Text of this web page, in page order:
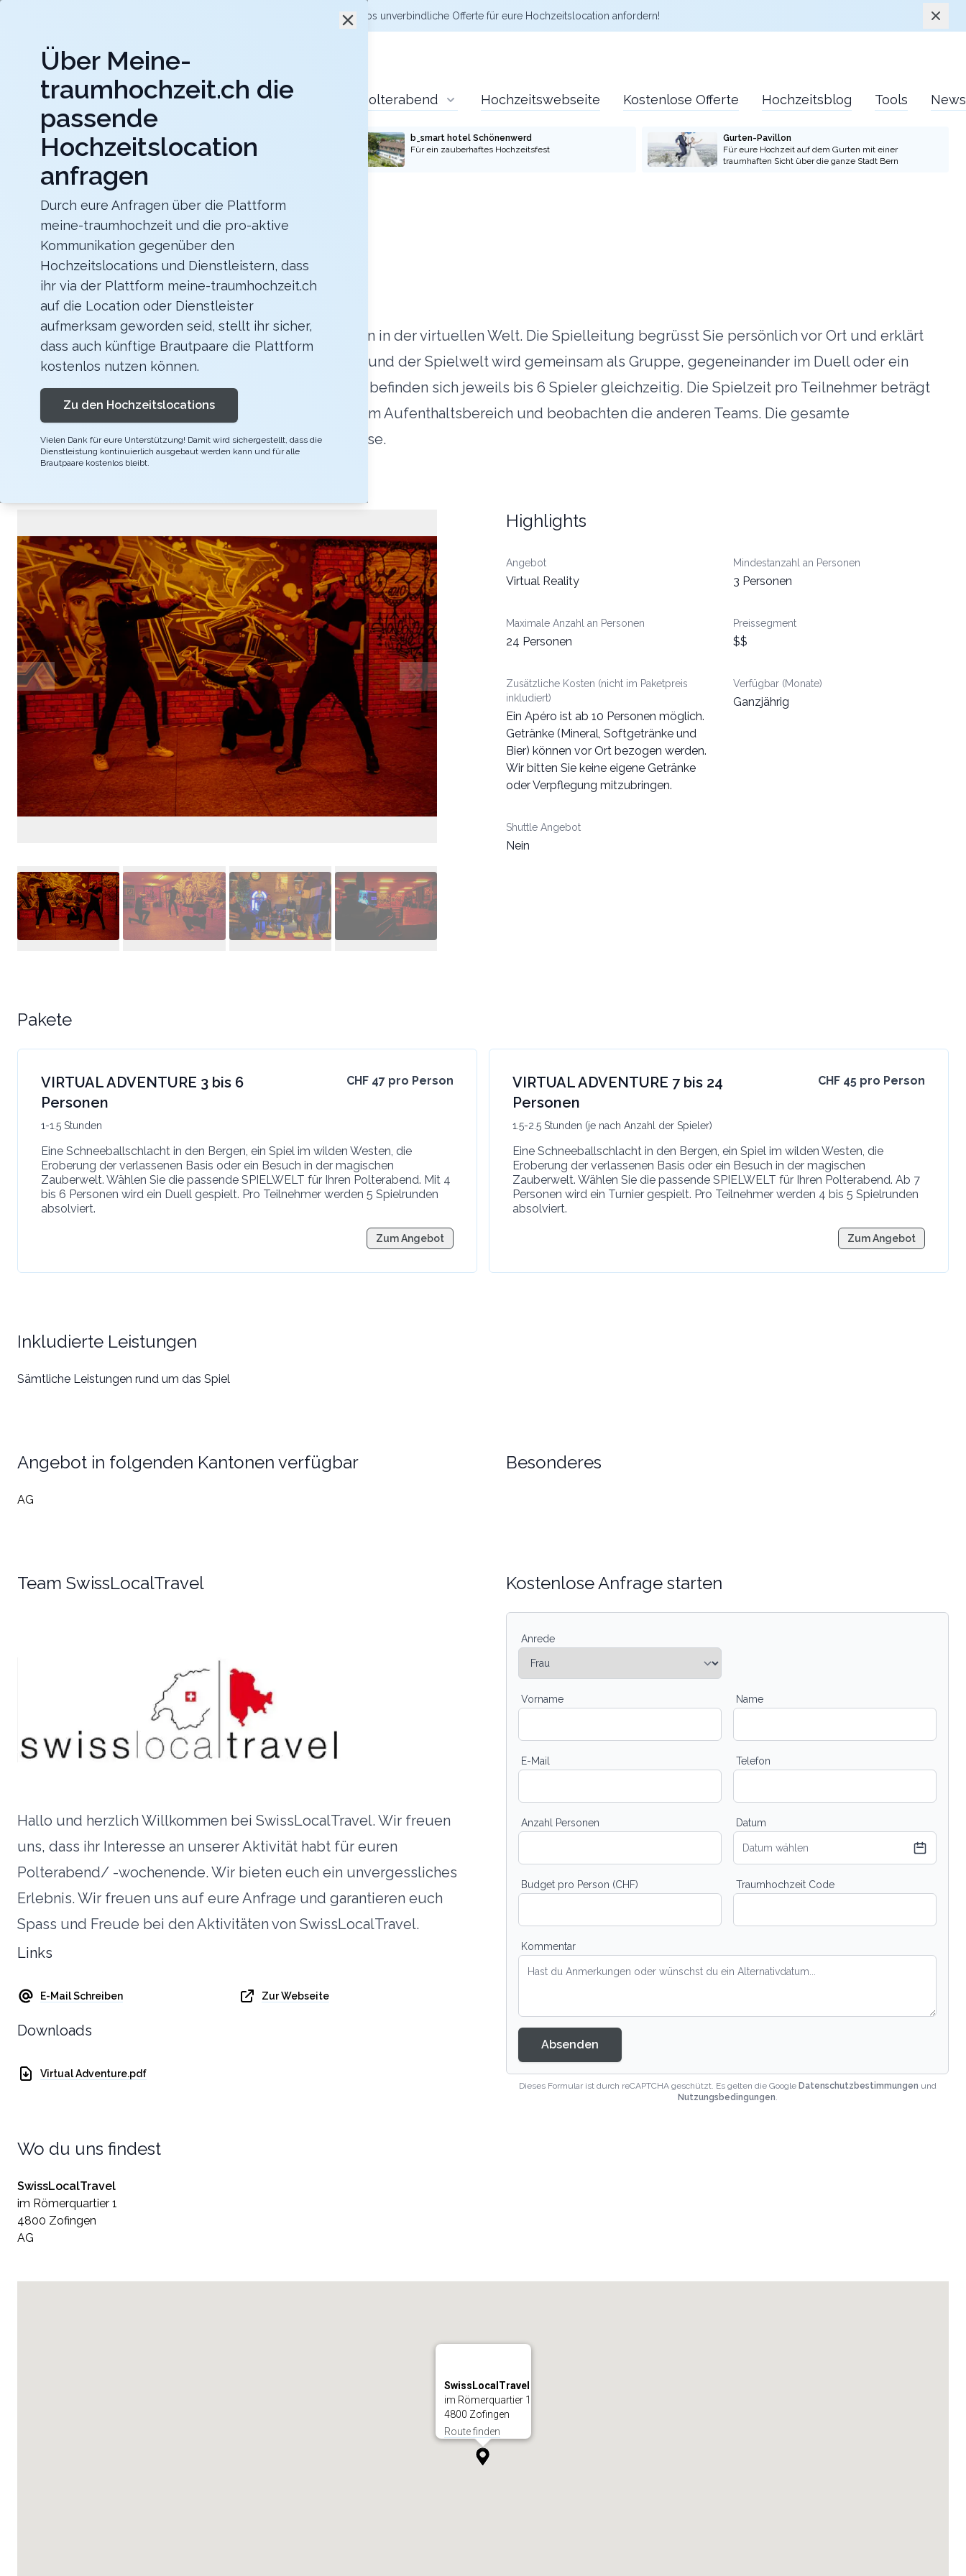
Jetzt kostenlos unverbindliche Offertefür eure Hochzeitslocation anfordern!
meine-traumhochzeit.ch
Hochzeitslocations Hochzeitsdienstleister Polterabend Hochzeitswebseite Kostenlose Offerte Hochzeitsblog Tools News
Berghotel Hahnenmoos
Heiraten mit unvergesslicher Aussicht mitten in den
b_smart hotel Schönenwerd
Für ein zauberhaftes Hochzeitsfest
Gurten-Pavillon
Für eure Hochzeit auf dem Gurten mit einer
traumhaften Sicht über die ganze Stadt Bern
Zurück zur Suche
VIRTUAL ADVENTURE
5
Virtual Reality
Unterhaltung
LU
SurseeMerkliste Link teilen
Erleben Sie eine unvergessliche Zeit mit Ihren Gästen in der virtuellen Welt. Die Spielleitung begrüsst Sie persönlich vor Ort und erklärt
Ihnen den Ablauf. Abhängig von der Gruppengrösse und der Spielwelt wird gemeinsam als Gruppe, gegeneinander im Duell oder ein
Turnier gespielt. Auf der 100m2 grossen Spielfläche befinden sich jeweils bis 6 Spieler gleichzeitig. Die Spielzeit pro Teilnehmer beträgt
ca. 20 Minuten. Die übrige Zeit geniessen die Gäste im Aufenthaltsbereich und beobachten die anderen Teams. Die gesamte
Aufenthaltsdauer ist abhängig von der Gruppengrösse.
Highlights
Angebot
Virtual Reality
Mindestanzahl an Personen
3 Personen
Maximale Anzahl an Personen
24 Personen
Preissegment
$$
Zusätzliche Kosten (nicht im Paketpreis
inkludiert)
Ein Apéro ist ab 10 Personen möglich.
Getränke (Mineral, Softgetränke und
Bier) können vor Ort bezogen werden.
Wir bitten Sie keine eigene Getränke
oder Verpflegung mitzubringen.
Verfügbar (Monate)
Ganzjährig
Shuttle Angebot
Nein
Pakete
VIRTUAL ADVENTURE 3 bis 6
Personen
CHF 47 pro Person
1-1.5 Stunden
Eine Schneeballschlacht in den Bergen, ein Spiel im wilden Westen, die
Eroberung der verlassenen Basis oder ein Besuch in der magischen
Zauberwelt. Wählen Sie die passende SPIELWELT für Ihren Polterabend. Mit 4
bis 6 Personen wird ein Duell gespielt. Pro Teilnehmer werden 5 Spielrunden
absolviert.
Zum Angebot
VIRTUAL ADVENTURE 7 bis 24
Personen
CHF 45 pro Person
1.5-2.5 Stunden (je nach Anzahl der Spieler)
Eine Schneeballschlacht in den Bergen, ein Spiel im wilden Westen, die
Eroberung der verlassenen Basis oder ein Besuch in der magischen
Zauberwelt. Wählen Sie die passende SPIELWELT für Ihren Polterabend. Ab 7
Personen wird ein Turnier gespielt. Pro Teilnehmer werden 4 bis 5 Spielrunden
absolviert.
Zum Angebot
Inkludierte Leistungen
Sämtliche Leistungen rund um das Spiel
Angebot in folgenden Kantonen verfügbar
AG
Besonderes
Team SwissLocalTravel
Hallo und herzlich Willkommen bei SwissLocalTravel. Wir freuen
uns, dass ihr Interesse an unserer Aktivität habt für euren
Polterabend/ -wochenende. Wir bieten euch ein unvergessliches
Erlebnis. Wir freuen uns auf eure Anfrage und garantieren euch
Spass und Freude bei den Aktivitäten von SwissLocalTravel.
Links
E-Mail Schreiben Zur Webseite
Downloads
Virtual Adventure.pdf
Kostenlose Anfrage starten
Anrede
Vorname Name
E-Mail Telefon
Anzahl Personen Datum
Datum wählen
Budget pro Person (CHF) Traumhochzeit Code
Kommentar
Absenden
Dieses Formular ist durch reCAPTCHA geschützt. Es gelten die Google Datenschutzbestimmungen und
Nutzungsbedingungen.
Wo du uns findest
SwissLocalTravel
im Römerquartier 1
4800 Zofingen
AG
SwissLocalTravel
im Römerquartier 1
4800 Zofingen
Route finden
Über Meine-
traumhochzeit.ch die
passende
Hochzeitslocation
anfragen
Durch eure Anfragen über die Plattform
meine-traumhochzeit und die pro-aktive
Kommunikation gegenüber den
Hochzeitslocations und Dienstleistern, dass
ihr via der Plattform meine-traumhochzeit.ch
auf die Location oder Dienstleister
aufmerksam geworden seid, stellt ihr sicher,
dass auch künftige Brautpaare die Plattform
kostenlos nutzen können.
Zu den Hochzeitslocations
Vielen Dank für eure Unterstützung! Damit wird sichergestellt, dass die
Dienstleistung kontinuierlich ausgebaut werden kann und für alle
Brautpaare kostenlos bleibt.